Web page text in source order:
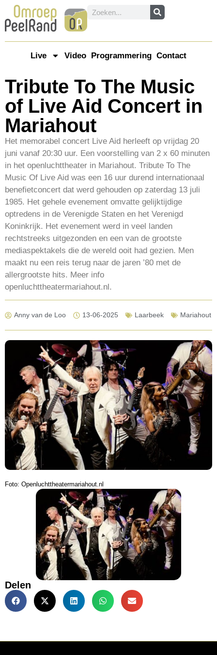
Live Video Programmering Contact
Tribute To The Music
of Live Aid Concert in
Mariahout
Het memorabel concert Live Aid herleeft op vrijdag 20
juni vanaf 20:30 uur. Een voorstelling van 2 x 60 minuten
in het openluchttheater in Mariahout. Tribute To The
Music Of Live Aid was een 16 uur durend internationaal
benefietconcert dat werd gehouden op zaterdag 13 juli
1985. Het gehele evenement omvatte gelijktijdige
optredens in de Verenigde Staten en het Verenigd
Koninkrijk. Het evenement werd in veel landen
rechtstreeks uitgezonden en een van de grootste
mediaspektakels die de wereld ooit had gezien. Men
maakt nu een reis terug naar de jaren ’80 met de
allergrootste hits. Meer info
openluchttheatermariahout.nl.
Anny van de Loo 13-06-2025 Laarbeek Mariahout
Foto: Openluchttheatermariahout.nl
Delen